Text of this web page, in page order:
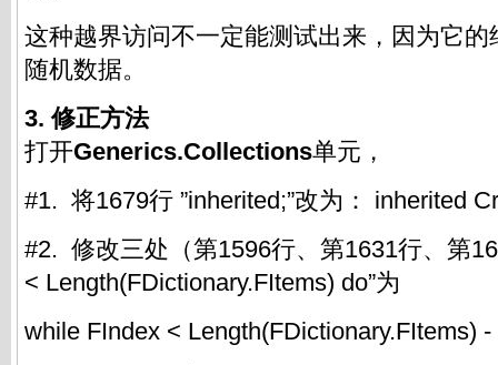
这种越界访问不一定能测试出来，因为它
随机数据。
3. 修正方法
打开Generics.Collections单元，
#1. 将1679行 ”inherited;”改为： inherited
#2. 修改三处（第1596行、第1631行、第
< Length(FDictionary.FItems) do”为
while FIndex < Length(FDictionary.FItems) -